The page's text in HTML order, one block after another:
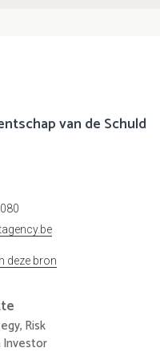
van de Schuld
deze bron
Risk
Investor